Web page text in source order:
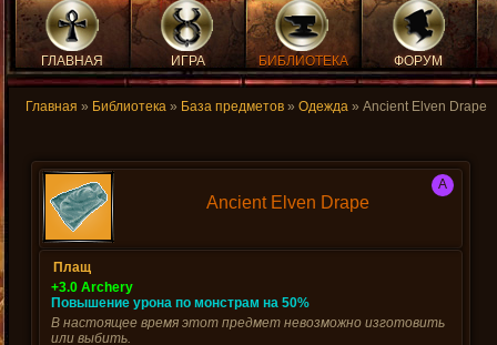
ГЛАВНАЯ ИГРА БИБЛИОТЕКА ФОРУМ
Главная » Библиотека » База предметов » Одежда » Ancient Elven Drape
Ancient Elven Drape
A
Плащ
+3.0 Archery
Повышение урона по монстрам на 50%
В настоящее время этот предмет невозможно изготовить
или выбить.